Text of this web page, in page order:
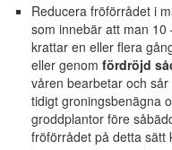
Reducera fröförrådet i
som innebär att man
krattar en eller flera
eller genom fördröjd
våren bearbetar och
tidigt groningsbenägna
groddplantor före
fröförrådet på detta sätt